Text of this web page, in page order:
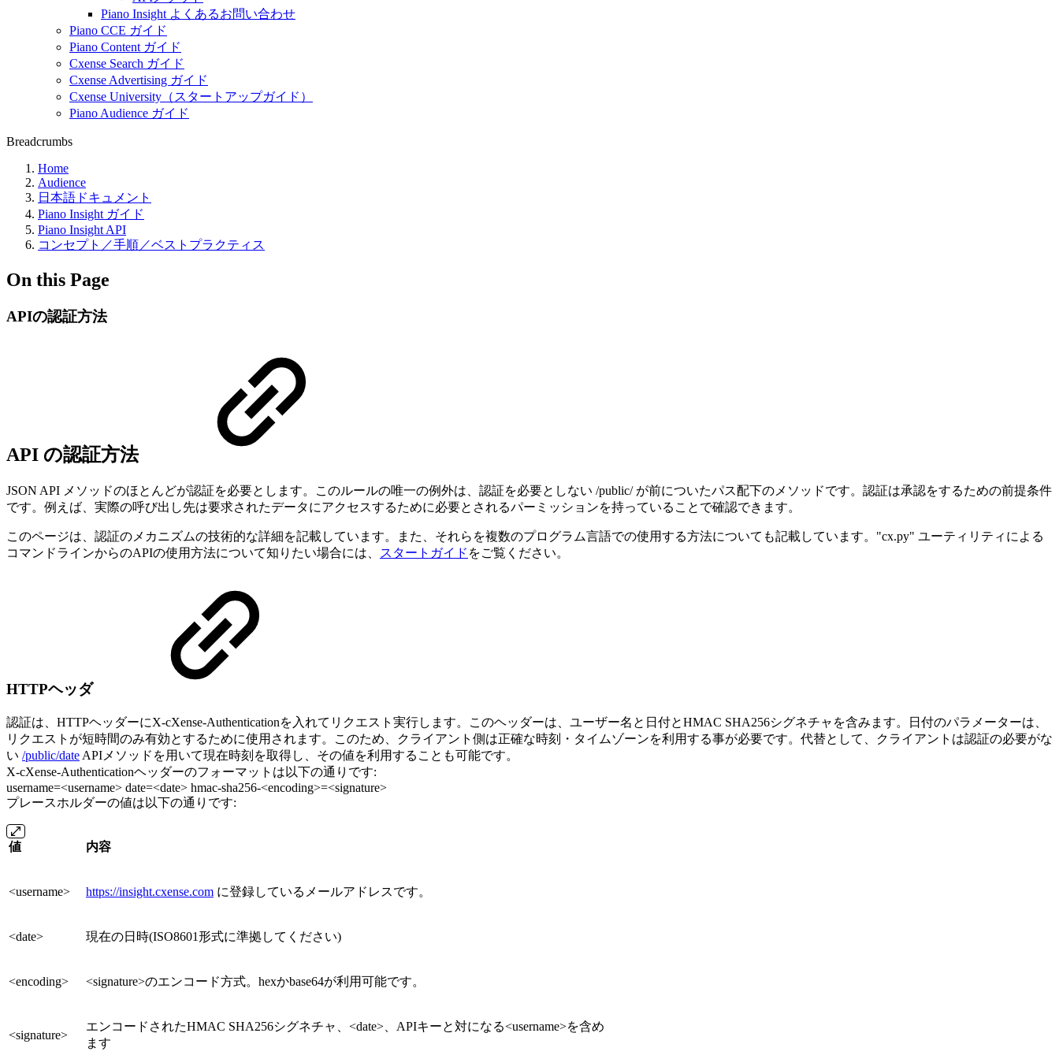
Piano Insight よくあるお問い合わせ
Piano CCE ガイド
Piano Content ガイド
Cxense Search ガイド
Cxense Advertising ガイド
Cxense University（スタートアップガイド）
Piano Audience ガイド
Breadcrumbs
Home
Audience
日本語ドキュメント
Piano Insight ガイド
Piano Insight API
コンセプト／手順／ベストプラクティス
On this Page
APIの認証方法
API の認証方法
JSON API メソッドのほとんどが認証を必要とします。このルールの唯一の例外は、認証を必要としない /public/ が前についたパス配下のメソッドです。認証は承認をするための前提条件
です。例えば、実際の呼び出し先は要求されたデータにアクセスするために必要とされるパーミッションを持っていることで確認できます。
このページは、認証のメカニズムの技術的な詳細を記載しています。また、それらを複数のプログラム言語での使用する方法についても記載しています。"cx.py" ユーティリティによる
コマンドラインからのAPIの使用方法について知りたい場合には、
スタートガイド をご覧ください。
HTTPヘッダ
認証は、HTTPヘッダーにX-cXense-Authenticationを入れてリクエスト実行します。このヘッダーは、ユーザー名と日付とHMAC SHA256シグネチャを含みます。日付のパラメーターは、
リクエストが短時間のみ有効とするために使用されます。このため、クライアント側は正確な時刻・タイムゾーンを利用する事が必要です。代替として、クライアントは認証の必要がな
い /public/date APIメソッドを用いて現在時刻を取得し、その値を利用することも可能です。
X-cXense-Authenticationヘッダーのフォーマットは以下の通りです:
username=<username> date=<date> hmac-sha256-<encoding>=<signature>
プレースホルダーの値は以下の通りです:
値 内容
<username> https://insight.cxense.com に登録しているメールアドレスです。
<date> 現在の日時(ISO8601形式に準拠してください)
<encoding> <signature>のエンコード方式。hexかbase64が利用可能です。
<signature>
エンコードされたHMAC SHA256シグネチャ、<date>、APIキーと対になる<username>を含め
ます